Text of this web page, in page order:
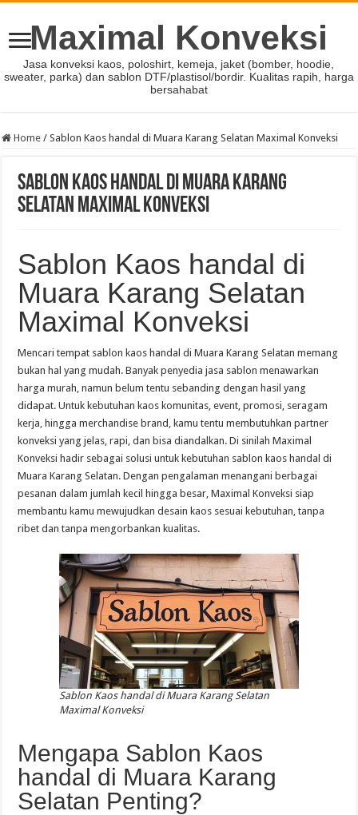
Maximal Konveksi
Jasa konveksi kaos, poloshirt, kemeja, jaket (bomber, hoodie,
sweater, parka) dan sablon DTF/plastisol/bordir. Kualitas rapih, harga
bersahabat
Home / Sablon Kaos handal di Muara Karang Selatan Maximal Konveksi
Sablon Kaos handal di Muara Karang
Selatan Maximal Konveksi
Sablon Kaos handal di
Muara Karang Selatan
Maximal Konveksi
Mencari tempat sablon kaos handal di Muara Karang Selatan memang
bukan hal yang mudah. Banyak penyedia jasa sablon menawarkan
harga murah, namun belum tentu sebanding dengan hasil yang
didapat. Untuk kebutuhan kaos komunitas, event, promosi, seragam
kerja, hingga merchandise brand, kamu tentu membutuhkan partner
konveksi yang jelas, rapi, dan bisa diandalkan. Di sinilah Maximal
Konveksi hadir sebagai solusi untuk kebutuhan sablon kaos handal di
Muara Karang Selatan. Dengan pengalaman menangani berbagai
pesanan dalam jumlah kecil hingga besar, Maximal Konveksi siap
membantu kamu mewujudkan desain kaos sesuai kebutuhan, tanpa
ribet dan tanpa mengorbankan kualitas.
Sablon Kaos handal di Muara Karang Selatan
Maximal Konveksi
Mengapa Sablon Kaos
handal di Muara Karang
Selatan Penting?